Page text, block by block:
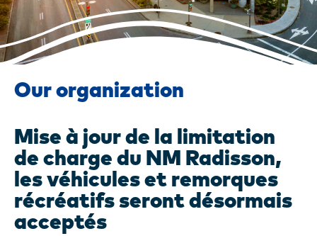
Our organization
Mise à jour de la limitation
de charge du NM Radisson,
les véhicules et remorques
récréatifs seront désormais
acceptés